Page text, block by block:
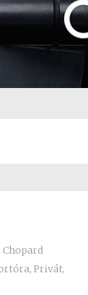
Chopard
, Privát,